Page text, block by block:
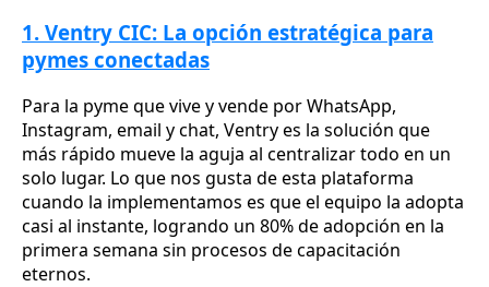
1. Ventry CIC: La opción estratégica para
pymes conectadas
Para la pyme que vive y vende por WhatsApp,
Instagram, email y chat, Ventry es la solución que
más rápido mueve la aguja al centralizar todo en un
solo lugar. Lo que nos gusta de esta plataforma
cuando la implementamos es que el equipo la adopta
casi al instante, logrando un 80% de adopción en la
primera semana sin procesos de capacitación
eternos.